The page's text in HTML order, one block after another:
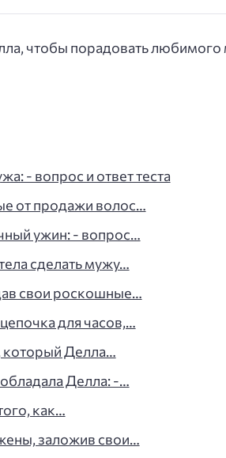
чтобы порадовать любимого
- вопрос и ответ теста
от продажи волос…
ужин: - вопрос…
сделать мужу…
свои роскошные…
для часов,…
который Делла…
Делла: -…
как…
заложив свои…